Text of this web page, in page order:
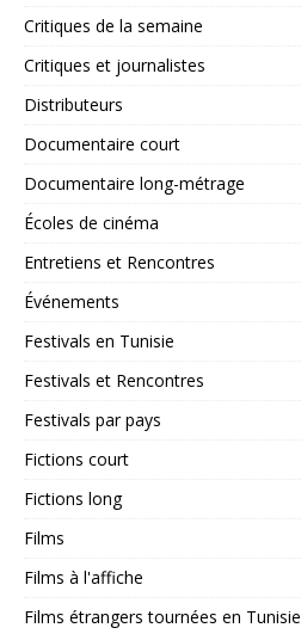
Critiques de la semaine
Critiques et journalistes
Distributeurs
Documentaire court
Documentaire long-métrage
Écoles de cinéma
Entretiens et Rencontres
Événements
Festivals en Tunisie
Festivals et Rencontres
Festivals par pays
Fictions court
Fictions long
Films
Films à l'affiche
Films étrangers tournées en Tunisie